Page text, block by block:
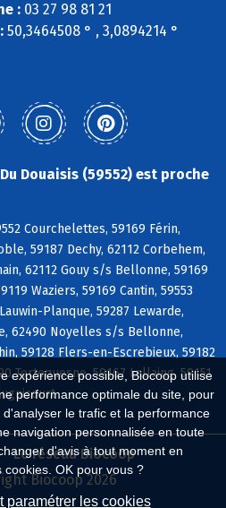
expérience possible, Biocoop utilise
performance optimale du site, pour
le trafic et la performance
navigation personnalisée en toute
d'avis à tout moment en
cookies. OK pour vous ?
paramétrer les cookies
:03 27 98 81 21
50,3464508 ° , 3,0894214 °
Douaisis (59552) est proche
Courchelettes, 59169 Férin,
59187 Dechy, 62112 Corbehem,
62112 Gouy s/s Bellonne, 59169
Waziers, 59169 Cantin, 59553
Planque, 59287 Lewarde,
62490 Noyelles s/s Bellonne,
59128 Flers-en-Escrebieux, 59182
Tortequesne, 59167 Lallaing, 59151
Le réseau Biocoop
Biocoop 2026